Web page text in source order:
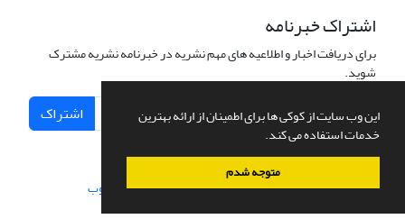
این وب سایت از کوکی ها برای اطمینان از ارائه بهترین
خدمات استفاده می کند.
متوجه شدم
اشتراک خبرنامه
برای دریافت اخبار و اطلاعیه های مهم نشریه در خبرنامه نشریه مشترک
شوید.
اشتراک
سامانه مدیریت نشریات علمی.طراحی و پیاده سازی از سیناوب